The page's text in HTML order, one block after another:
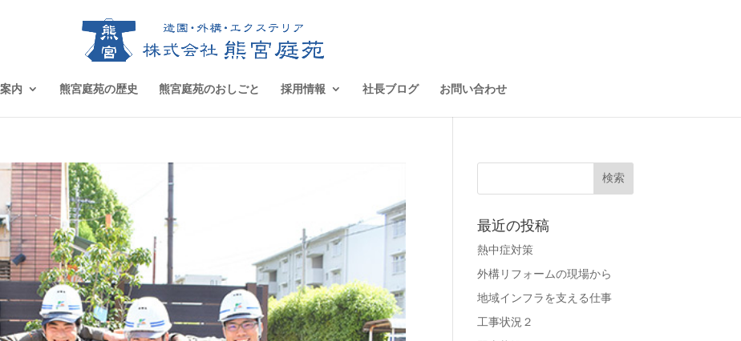
内 熊宮庭苑の歴史 熊宮庭苑のおしごと 採用情報 社長ブログ お問い合わせ
最近の投稿
熱中症対策
外構リフォームの現場から
地域インフラを支える仕事
工事状況２